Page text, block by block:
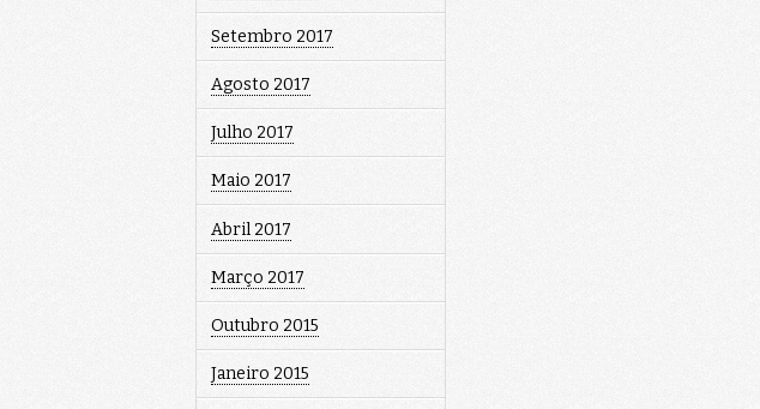
Setembro 2017
Agosto 2017
Julho 2017
Maio 2017
Abril 2017
Março 2017
Outubro 2015
Janeiro 2015